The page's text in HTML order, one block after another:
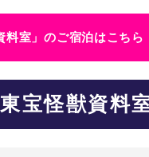
料室」のご宿泊はこちら
宝怪獣資料